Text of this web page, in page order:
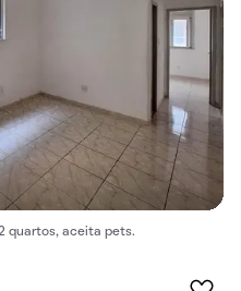
quartos, aceita pets.